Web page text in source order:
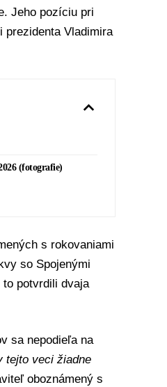
Jeho pozíciu pri
prezidenta Vladimira
(fotografie)
s rokovaniami
so Spojenými
to potvrdili dvaja
sa nepodieľa na
tejto veci žiadne
oboznámený s